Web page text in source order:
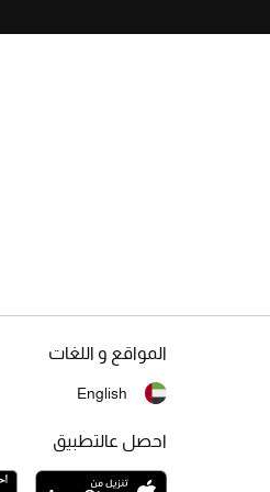
المواقع و اللغات
English
احصل عالتطبيق